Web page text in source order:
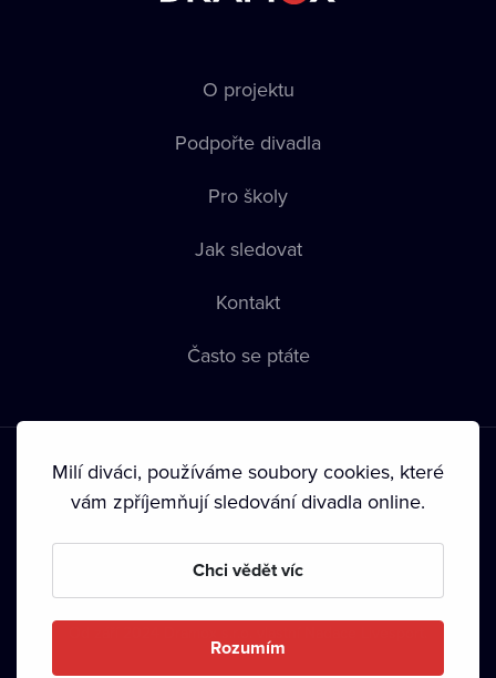
O projektu
Podpořte divadla
Pro školy
Jak sledovat
Kontakt
Často se ptáte
Podmínky používání • Ochrana soukromí • Zásady používání
• Autorská práva•
Milí diváci, používáme soubory cookies, které
vám zpříjemňují sledování divadla online.
Chci vědět víc
Rozumím